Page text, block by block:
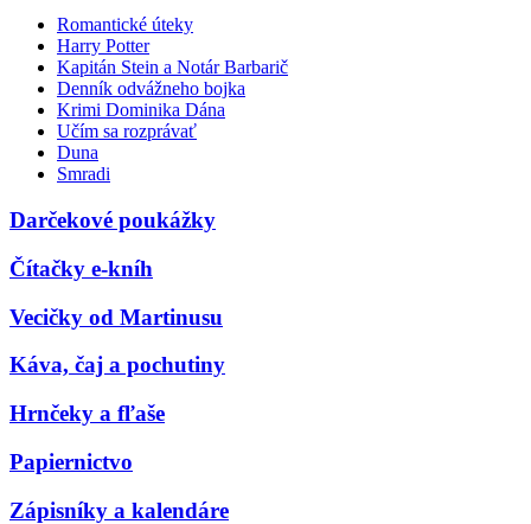
Romantické úteky
Harry Potter
Kapitán Stein a Notár Barbarič
Denník odvážneho bojka
Krimi Dominika Dána
Učím sa rozprávať
Duna
Smradi
Darčekové poukážky
Čítačky e-kníh
Vecičky od Martinusu
Káva, čaj a pochutiny
Hrnčeky a fľaše
Papiernictvo
Zápisníky a kalendáre